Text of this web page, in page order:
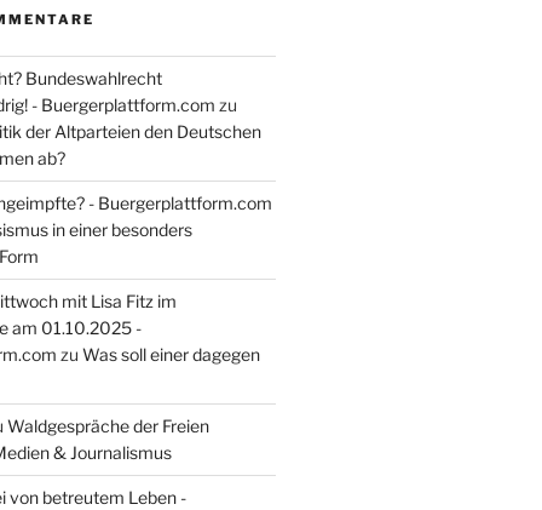
Bundeswahlrecht
- Buergerplattform.com zu
der Altparteien den Deutschen
ab?
- Buergerplattform.com
in einer besonders
mit Lisa Fitz im
am 01.10.2025 -
zu Was soll einer dagegen
Waldgespräche der Freien
& Journalismus
von betreutem Leben -